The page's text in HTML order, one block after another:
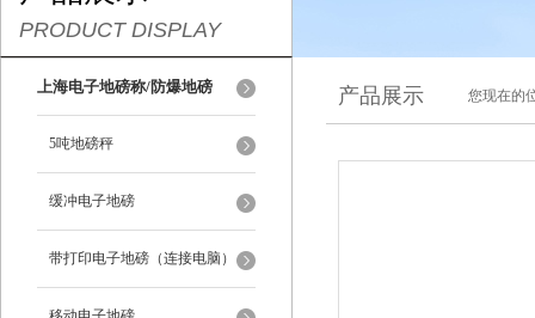
PRODUCT DISPLAY
上海电子地磅称/防爆地磅
5吨地磅秤
缓冲电子地磅
带打印电子地磅（连接电脑）
产品展示 您现在的